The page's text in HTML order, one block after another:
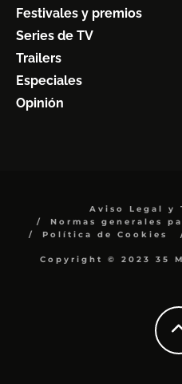
Festivales y premios
Series de TV
Trailers
Especiales
Opinión
Aviso Legal y
Normas generales
Política de Cookies
Copyright © 2023 35